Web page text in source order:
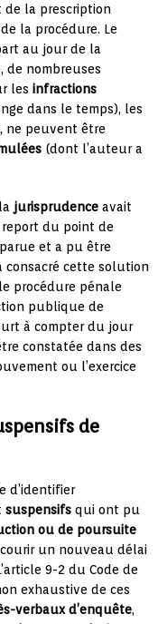
de la prescription
la procédure. Le
au jour de la
de nombreuses
les infractions
dans le temps), les
ne peuvent être
(dont l’auteur a
jurisprudence avait
du point de
et a pu être
consacré cette solution
procédure pénale
publique de
à compter du jour
constatée dans des
ou l’exercice
de
d’identifier
suspensifs qui ont pu
ou de poursuite
un nouveau délai
9-2 du Code de
exhaustive de ces
verbaux d’enquête,